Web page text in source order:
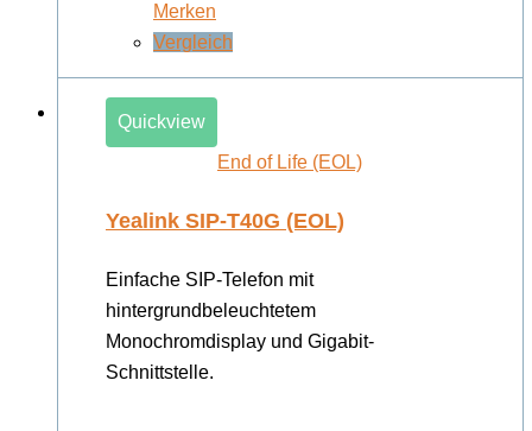
Merken
Vergleich
Quickview
End of Life (EOL)
Yealink SIP-T40G (EOL)
Einfache SIP-Telefon mit
hintergrundbeleuchtetem
Monochromdisplay und Gigabit-
Schnittstelle.